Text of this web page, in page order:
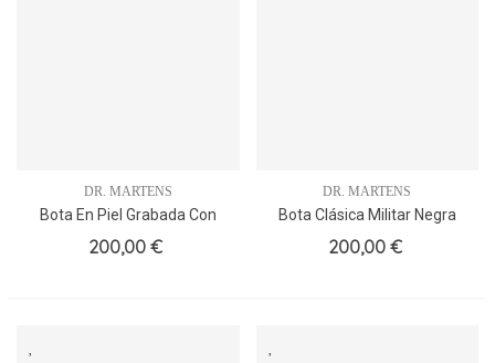
DR. MARTENS
Bota En Piel Grabada Con
Cosido Hilo Amarillo.
200,00 €
DR. MARTENS
Bota Clásica Militar Negra
200,00 €